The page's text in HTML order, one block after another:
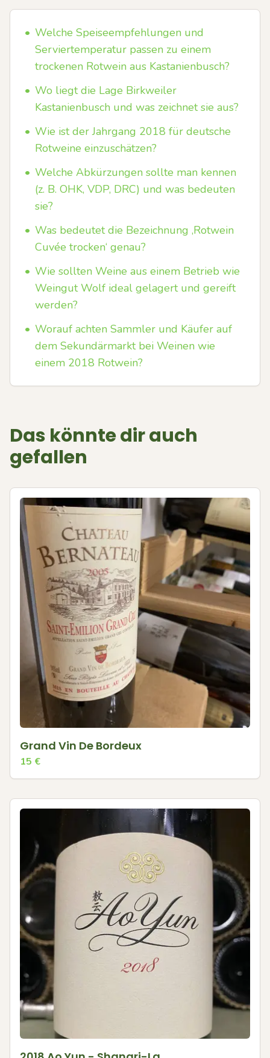
• Welche Speiseempfehlungen und
Serviertemperatur passen zu einem
trockenen Rotwein aus Kastanienbusch?
• Wo liegt die Lage Birkweiler
Kastanienbusch und was zeichnet sie aus?
• Wie ist der Jahrgang 2018 für deutsche
Rotweine einzuschätzen?
• Welche Abkürzungen sollte man kennen
(z. B. OHK, VDP, DRC) und was bedeuten
sie?
• Was bedeutet die Bezeichnung ‚Rotwein
Cuvée trocken‘ genau?
• Wie sollten Weine aus einem Betrieb wie
Weingut Wolf ideal gelagert und gereift
werden?
• Worauf achten Sammler und Käufer auf
dem Sekundärmarkt bei Weinen wie
einem 2018 Rotwein?
Das könnte dir auch
gefallen
Grand Vin De Bordeux
15 €